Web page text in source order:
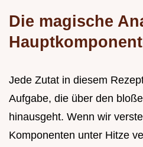
Die magische
Jede Zutat in diesem
Aufgabe, die über den
hinausgeht. Wenn wir
Komponenten unter Hitze